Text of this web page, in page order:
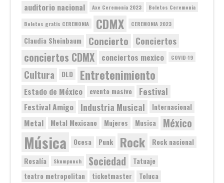
auditorio nacional Axe Ceremonia 2023 Boletos Ceremonia
Boletos gratis CEREMONIA CDMX CEREMONIA 2023
Claudia Sheinbaum Concierto Conciertos
conciertos CDMX conciertos mexico COVID-19
Cultura DLD Entretenimiento
Estado de México evento masivo Festival
Festival Amigo Industria Musical Internacional
Metal Metal Mexicano Mujeres Musica México
Música Ocesa Punk Rock
Rock nacional
Rosalía
Skumpunch Sociedad
Tatuaje
teatro metropolitan
ticketmaster Toluca